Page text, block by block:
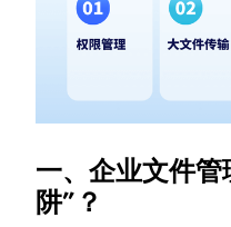
一、企业文件管
阱”？